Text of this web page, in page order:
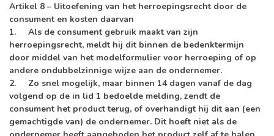
Artikel 8 – Uitoefening van het herroepingsrecht door de
consument en kosten daarvan
1. Als de consument gebruik maakt van zijn
herroepingsrecht, meldt hij dit binnen de bedenktermijn
door middel van het modelformulier voor herroeping of op
andere ondubbelzinnige wijze aan de ondernemer.
2. Zo snel mogelijk, maar binnen 14 dagen vanaf de dag
volgend op de in lid 1 bedoelde melding, zendt de
consument het product terug, of overhandigt hij dit aan (een
gemachtigde van) de ondernemer. Dit hoeft niet als de